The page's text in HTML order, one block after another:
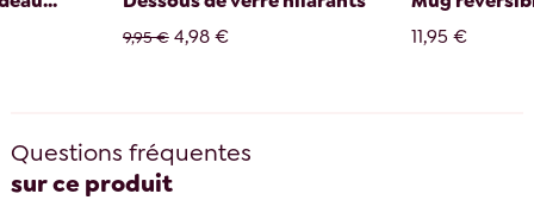
9,95 € 4,98 €
11,95 €
Questions fréquentes
sur ce produit